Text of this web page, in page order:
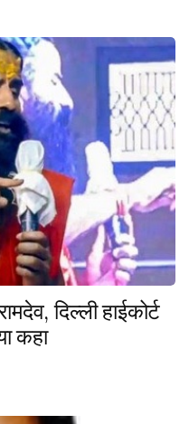
दिल्ली हाईकोर्ट
कहा